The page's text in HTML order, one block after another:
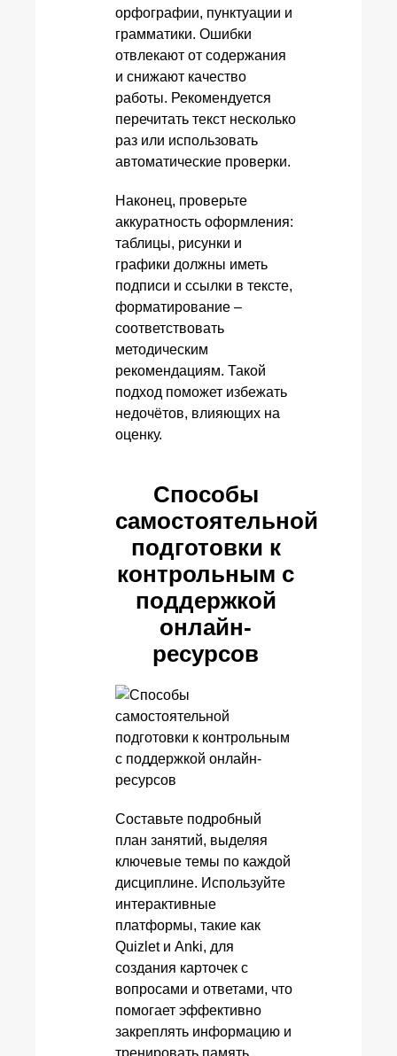
орфографии, пунктуации и
грамматики. Ошибки
отвлекают от содержания
и снижают качество
работы. Рекомендуется
перечитать текст несколько
раз или использовать
автоматические проверки.
Наконец, проверьте
аккуратность оформления:
таблицы, рисунки и
графики должны иметь
подписи и ссылки в тексте,
форматирование –
соответствовать
методическим
рекомендациям. Такой
подход поможет избежать
недочётов, влияющих на
оценку.
Способы
самостоятельной
подготовки к
контрольным с
поддержкой
онлайн-
ресурсов
Составьте подробный
план занятий, выделяя
ключевые темы по каждой
дисциплине. Используйте
интерактивные
платформы, такие как
Quizlet и Anki, для
создания карточек с
вопросами и ответами, что
помогает эффективно
закреплять информацию и
тренировать память.